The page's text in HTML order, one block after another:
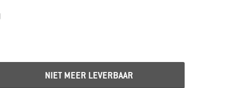
NIET MEER LEVERBAAR